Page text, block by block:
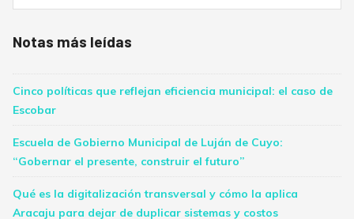
Notas más leídas
Cinco políticas que reflejan eficiencia municipal: el caso de
Escobar
Escuela de Gobierno Municipal de Luján de Cuyo:
“Gobernar el presente, construir el futuro”
Qué es la digitalización transversal y cómo la aplica
Aracaju para dejar de duplicar sistemas y costos